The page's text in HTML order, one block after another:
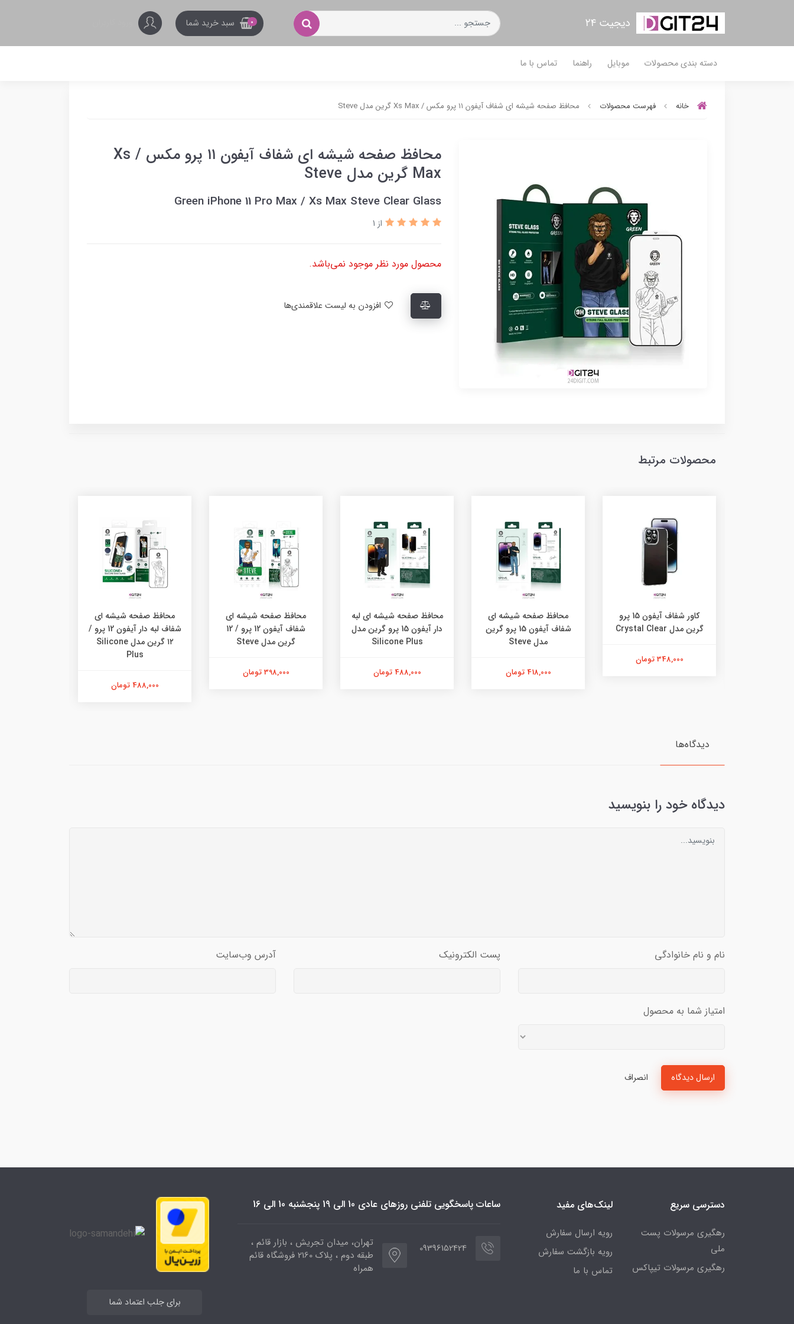
دیجیت ۲۴ 0 سبد خرید شما
دسته بندی محصولات موبایل راهنما تماس با ما
خانه فهرست محصولات محافظ صفحه شیشه ای شفاف آیفون ۱۱ پرو مکس / Xs Max گرین مدل Steve
محافظ صفحه شیشه ای شفاف آیفون ۱۱ پرو مکس / Xs
Max گرین مدل Steve
Green iPhone 11 Pro Max / Xs Max Steve Clear Glass
از 1
محصول مورد نظر موجود نمی‌باشد.
محصولات مرتبط
کاور شفاف آیفون 15 پرو
گرین مدل Crystal Clear
348,000 تومان
محافظ صفحه شیشه ای
شفاف آیفون 15 پرو گرین
مدل Steve
418,000 تومان
محافظ صفحه شیشه ای لبه
دار آیفون 15 پرو گرین مدل
Silicone Plus
488,000 تومان
محافظ صفحه شیشه ای
شفاف آیفون 12 پرو / 12
گرین مدل Steve
398,000 تومان
محافظ صفحه شیشه ای
شفاف لبه دار آیفون 12 پرو /
۱۲ گرین مدل Silicone
Plus
488,000 تومان
دیدگاه‌ها
دیدگاه خود را بنویسید
نام و نام خانوادگی پست الکترونیک آدرس وب‌سایت
امتیاز شما به محصول
ارسال دیدگاه انصراف
دسترسی سریع
رهگیری مرسولات پست
ملی
رهگیری مرسولات تیپاکس
لینک‌های مفید
رویه ارسال سفارش
رویه بازگشت سفارش
تماس با ما
ساعات پاسخگویی تلفنی روزهای عادی 10 الی 19 پنجشنبه 10 الی 16
09396152424
تهران، میدان تجریش ، بازار قائم ،
طبقه دوم ، پلاک 2160 فروشگاه قائم
همراه
برای جلب اعتماد شما